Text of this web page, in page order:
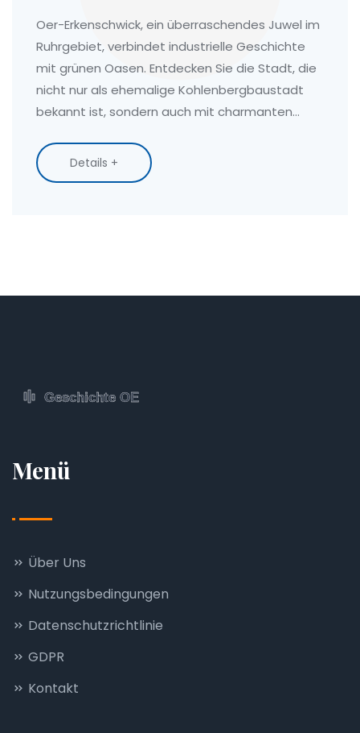
Oer-Erkenschwick, ein überraschendes Juwel im
Ruhrgebiet, verbindet industrielle Geschichte
mit grünen Oasen. Entdecken Sie die Stadt, die
nicht nur als ehemalige Kohlenbergbaustadt
bekannt ist, sondern auch mit charmanten
aufwartet. Welche Sehenswürdigkeiten gibt es
zu erkunden? Und wo finden Sie die besten
Details +
Menü
Über Uns
Nutzungsbedingungen
Datenschutzrichtlinie
GDPR
Kontakt